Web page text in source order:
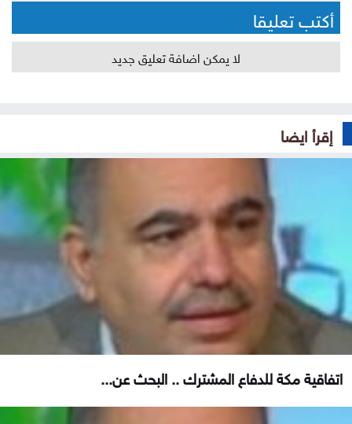
أكتب تعليقا
لا يمكن اضافة تعليق جديد
إقرأ ايضا
اتفاقية مكة للدفاع المشترك .. البحث عن...